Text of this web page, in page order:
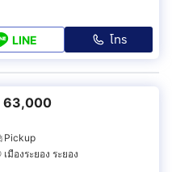
LINE โทร
63,000
Pickup
เมืองระยอง ระยอง